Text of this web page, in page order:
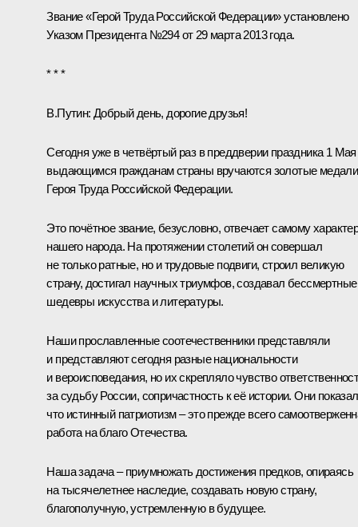
Звание «Герой Труда Российской Федерации» установлено
Указом Президента №294 от 29 марта 2013 года.
* * *
В.Путин: Добрый день, дорогие друзья!
Сегодня уже в четвёртый раз в преддверии праздника 1 Мая
выдающимся гражданам страны вручаются золотые медали
Героя Труда Российской Федерации.
Это почётное звание, безусловно, отвечает самому
нашего народа. На протяжении столетий он совершал
не только ратные, но и трудовые подвиги, строил великую
страну, достигал научных триумфов, создавал бессмертные
шедевры искусства и литературы.
Наши прославленные соотечественники представляли
и представляют сегодня разные национальности
и вероисповедания, но их скрепляло чувство
за судьбу России, сопричастность к её истории. Они
что истинный патриотизм – это прежде всего
работа на благо Отечества.
Наша задача – приумножать достижения предков, опираясь
на тысячелетнее наследие, создавать новую страну,
благополучную, устремленную в будущее.